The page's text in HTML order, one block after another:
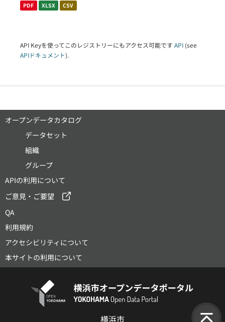
PDF XLSX CSV
API Keyを使ってこのレジストリーにもアクセス可能です API (see
APIドキュメント).
オープンデータカタログ
データセット
組織
グループ
APIの利用について
ご意見・ご要望
QA
利用規約
アクセシビリティについて
本サイトの利用について
横浜市